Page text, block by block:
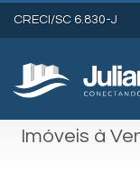
CRECI/SC 6.830-J
Imóveis à